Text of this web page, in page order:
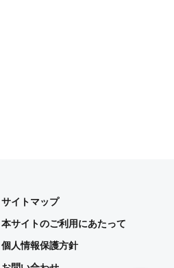
サイトマップ
本サイトのご利用にあたって
個人情報保護方針